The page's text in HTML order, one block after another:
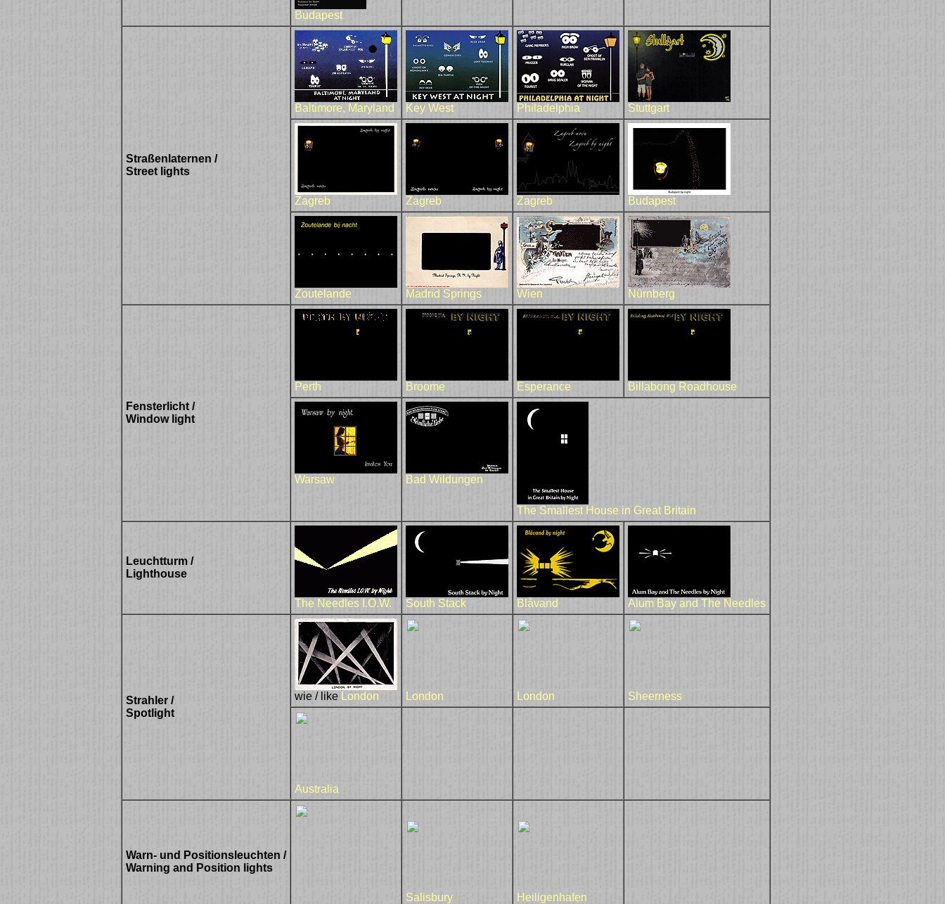
Budapest
Straßenlaternen /
Street lights
Baltimore, Maryland Key West Philadelphia Stuttgart
Zagreb Zagreb Zagreb Budapest
Zoutelande Madrid Springs Wien Nürnberg
Fensterlicht /
Window light
Perth Broome Esperance Billabong Roadhouse
Warsaw Bad Wildungen
The Smallest House in Great Britain
Leuchtturm /
Lighthouse
The Needles I.O.W. South Stack Blåvand Alum Bay and The Needles
Strahler /
Spotlight
wie / like London London London Sheerness
Australia
Warn- und Positionsleuchten /
Warning and Position lights
Salisbury Heiligenhafen